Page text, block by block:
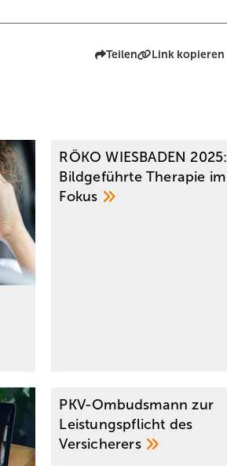
Teilen Link kopieren
RÖKO WIESBADEN 2025:
Bildgeführte Therapie im
Fokus
PKV-Ombudsmann zur
Leistungspflicht des
Versicherers